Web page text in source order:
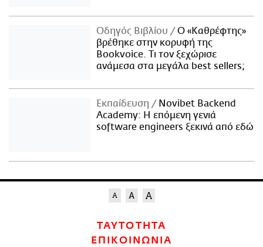
Οδηγός Βιβλίου
Ο «Καθρέφτης»
βρέθηκε στην κορυφή της
Bookvoice. Τι τον ξεχώρισε
ανάμεσα στα μεγάλα best sellers;
Εκπαίδευση
Novibet Backend
Academy: Η επόμενη γενιά
software engineers ξεκινά από εδώ
ΤΑΥΤΟΤΗΤΑ
ΕΠΙΚΟΙΝΩΝΙΑ